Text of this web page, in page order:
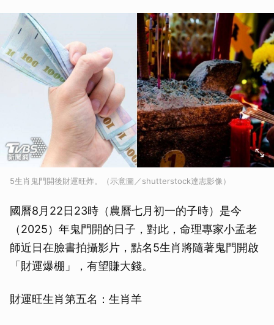
5生肖鬼門開後財運旺炸。（示意圖／shutterstock達志影像）
國曆8月22日23時（農曆七月初一的子時）是今
（2025）年鬼門開的日子，對此，命理專家小孟老
師近日在臉書拍攝影片，點名5生肖將隨著鬼門開啟
「財運爆棚」，有望賺大錢。
財運旺生肖第五名：生肖羊